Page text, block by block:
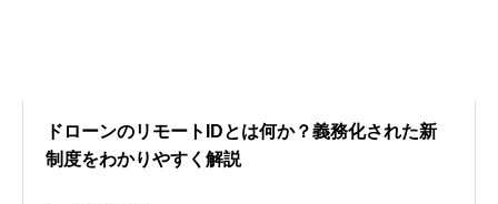
ドローンのリモートIDとは何か？義務化された新
制度をわかりやすく解説